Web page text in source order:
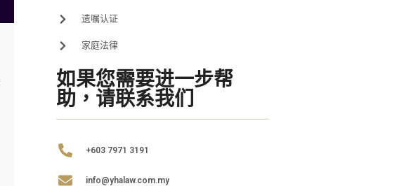
遗嘱认证
家庭法律
如果您需要进一步帮
助，请联系我们
+603 7971 3191
info@yhalaw.com.my